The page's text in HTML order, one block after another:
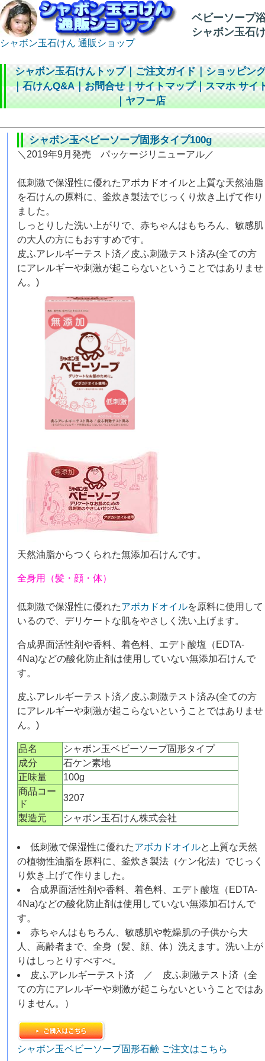
シャボン玉石けん 通販ショップ
ベビーソープ
シャボン玉石
シャボン玉石けんトップ｜ご注文ガイド｜ショッピン
｜石けんQ&A｜お問合せ｜サイトマップ｜スマホ サイ
｜ヤフー店
シャボン玉ベビーソープ固形タイプ100g
＼2019年9月発売 パッケージリニューアル／
低刺激で保湿性に優れたアボカドオイルと上質な天然油脂
を石けんの原料に、釜炊き製法でじっくり炊き上げて作り
ました。
しっとりした洗い上がりで、赤ちゃんはもちろん、敏感肌
の大人の方にもおすすめです。
皮ふアレルギーテスト済／皮ふ刺激テスト済み(全ての方
にアレルギーや刺激が起こらないということではありませ
ん。)
天然油脂からつくられた無添加石けんです。
全身用（髪・顔・体）
低刺激で保湿性に優れたアボカドオイルを原料に使用して
いるので、デリケートな肌をやさしく洗い上げます。
合成界面活性剤や香料、着色料、エデト酸塩（EDTA-
4Na)などの酸化防止剤は使用していない無添加石けんで
す。
皮ふアレルギーテスト済／皮ふ刺激テスト済み(全ての方
にアレルギーや刺激が起こらないということではありませ
ん。)
品名
シャボン玉ベビーソープ固形タイプ
成分
石ケン素地
正味量
100g
商品コー
ド
3207
製造元
シャボン玉石けん株式会社
低刺激で保湿性に優れたアボカドオイルと上質な天然
の植物性油脂を原料に、釜炊き製法（ケン化法）でじっく
り炊き上げて作りました。
合成界面活性剤や香料、着色料、エデト酸塩（EDTA-
4Na)などの酸化防止剤は使用していない無添加石けんで
す。
赤ちゃんはもちろん、敏感肌や乾燥肌の子供から大
人、高齢者まで、全身（髪、顔、体）洗えます。洗い上が
りはしっとりすべすべ。
皮ふアレルギーテスト済 ／ 皮ふ刺激テスト済（全
ての方にアレルギーや刺激が起こらないということではあ
りません。）
シャボン玉ベビーソープ固形石鹸 ご注文はこちら